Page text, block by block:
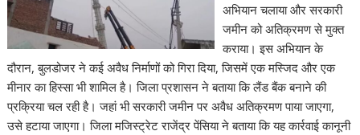
अभियान चलाया और सरकारी
जमीन को अतिक्रमण से मुक्त
कराया। इस अभियान के
दौरान, बुलडोजर ने कई अवैध निर्माणों को गिरा दिया, जिसमें एक मस्जिद और एक
मीनार का हिस्सा भी शामिल है। जिला प्रशासन ने बताया कि लैंड बैंक बनाने की
प्रक्रिया चल रही है। जहां भी सरकारी जमीन पर अवैध अतिक्रमण पाया जाएगा,
उसे हटाया जाएगा। जिला मजिस्ट्रेट राजेंद्र पेंसिया ने बताया कि यह कार्रवाई कानूनी